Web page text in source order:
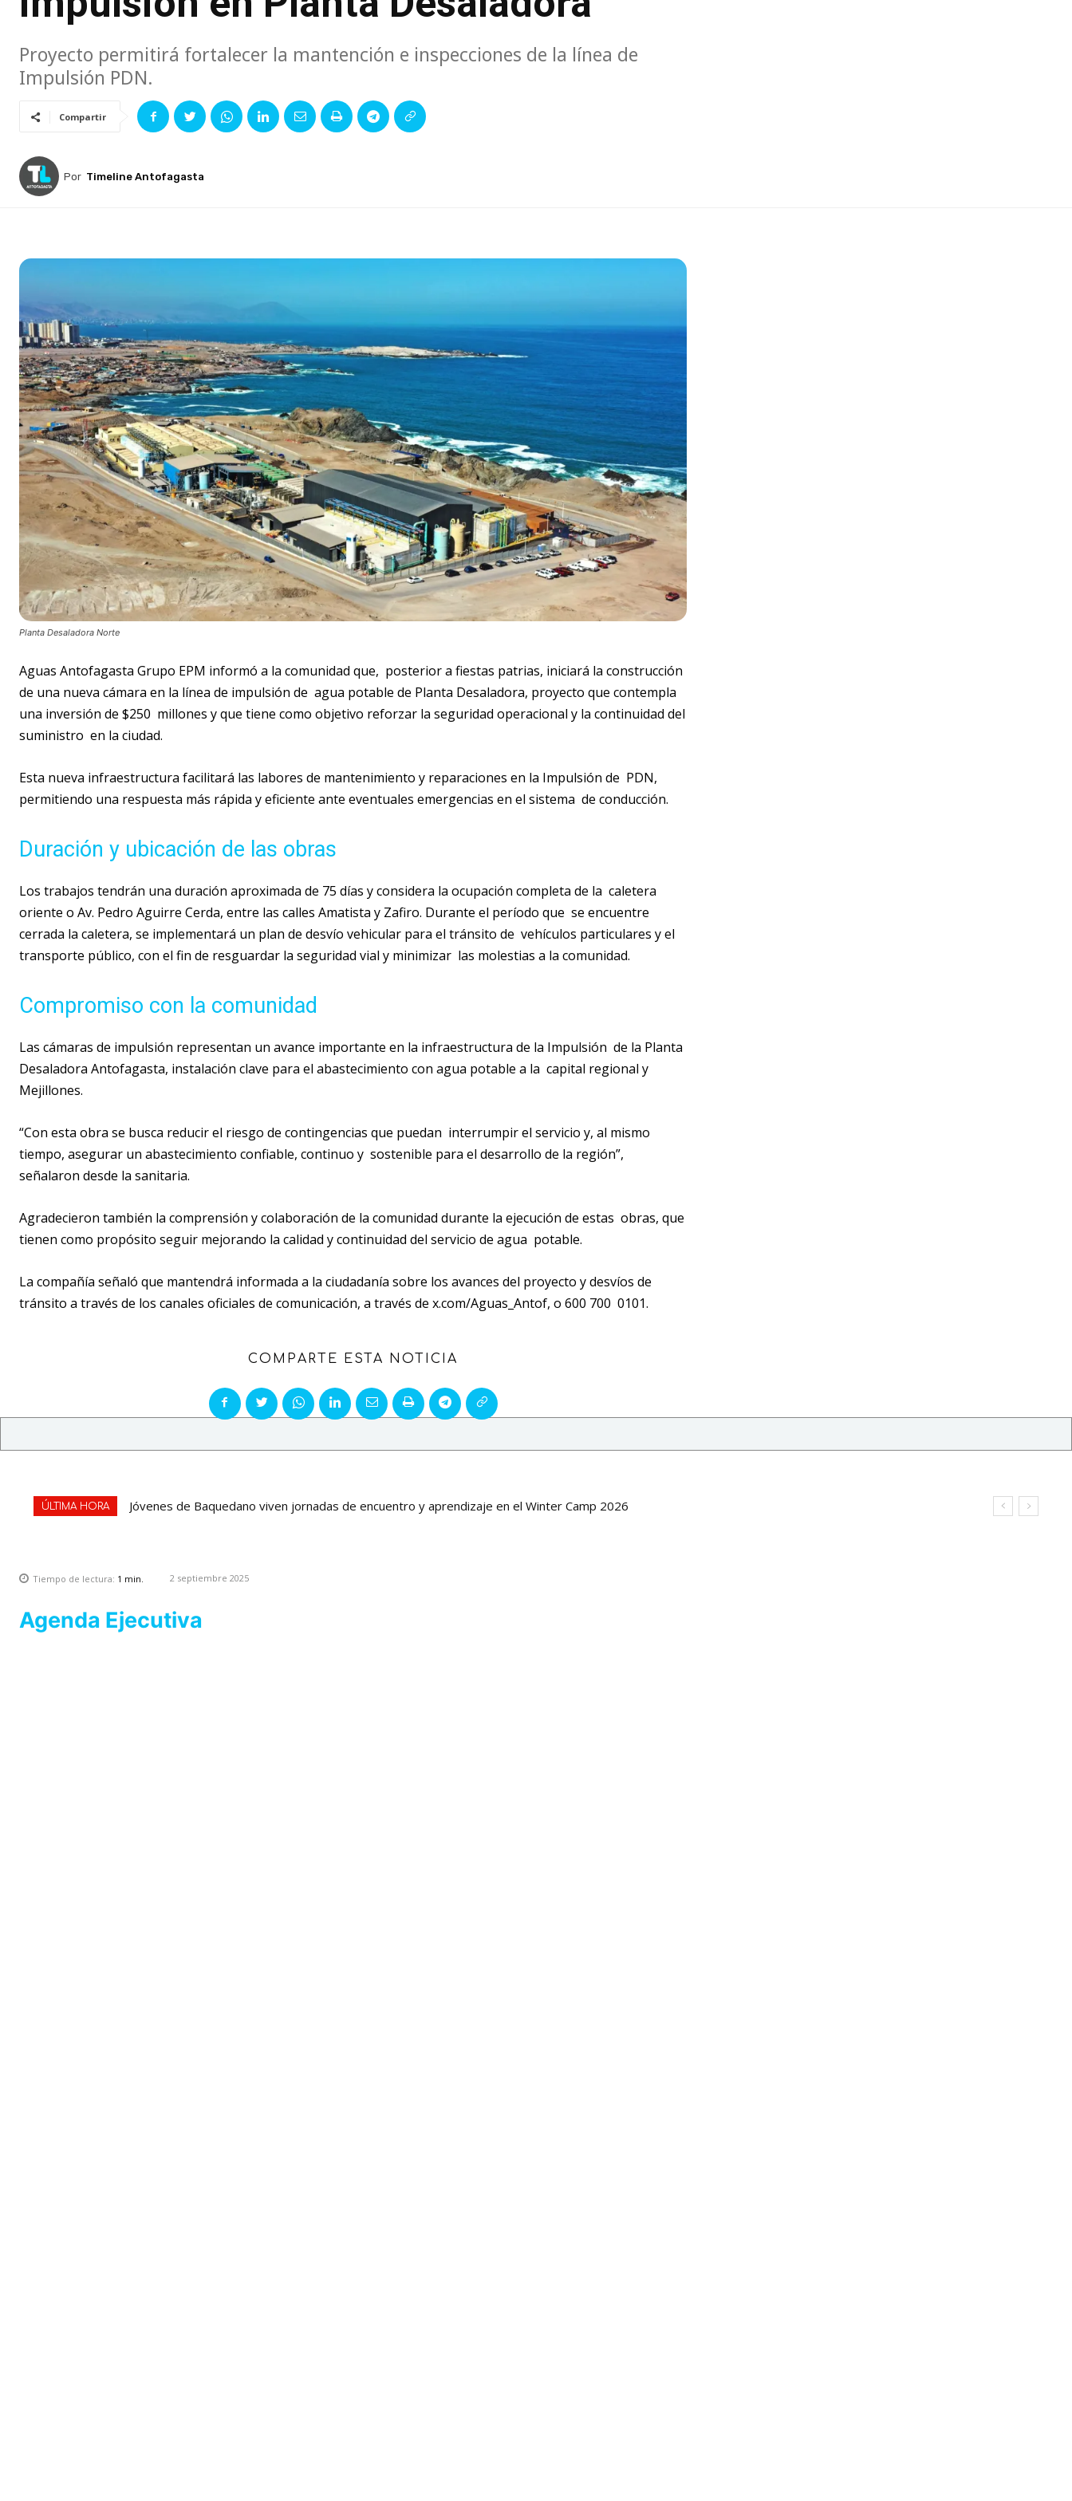
Proyecto permitirá fortalecer la mantención e inspecciones de la línea de
Impulsión PDN.
Compartir
Por Timeline Antofagasta
Planta Desaladora Norte
Aguas Antofagasta Grupo EPM informó a la comunidad que, posterior a fiestas patrias, iniciará la construcción
de una nueva cámara en la línea de impulsión de agua potable de Planta Desaladora, proyecto que contempla
una inversión de $250 millones y que tiene como objetivo reforzar la seguridad operacional y la continuidad del
suministro en la ciudad.
Esta nueva infraestructura facilitará las labores de mantenimiento y reparaciones en la Impulsión de PDN,
permitiendo una respuesta más rápida y eficiente ante eventuales emergencias en el sistema de conducción.
Duración y ubicación de las obras
Los trabajos tendrán una duración aproximada de 75 días y considera la ocupación completa de la caletera
oriente o Av. Pedro Aguirre Cerda, entre las calles Amatista y Zafiro. Durante el período que se encuentre
cerrada la caletera, se implementará un plan de desvío vehicular para el tránsito de vehículos particulares y el
transporte público, con el fin de resguardar la seguridad vial y minimizar las molestias a la comunidad.
Compromiso con la comunidad
Las cámaras de impulsión representan un avance importante en la infraestructura de la Impulsión de la Planta
Desaladora Antofagasta, instalación clave para el abastecimiento con agua potable a la capital regional y
Mejillones.
“Con esta obra se busca reducir el riesgo de contingencias que puedan interrumpir el servicio y, al mismo
tiempo, asegurar un abastecimiento confiable, continuo y sostenible para el desarrollo de la región”,
señalaron desde la sanitaria.
Agradecieron también la comprensión y colaboración de la comunidad durante la ejecución de estas obras, que
tienen como propósito seguir mejorando la calidad y continuidad del servicio de agua potable.
La compañía señaló que mantendrá informada a la ciudadanía sobre los avances del proyecto y desvíos de
tránsito a través de los canales oficiales de comunicación, a través de x.com/Aguas_Antof, o 600 700 0101.
COMPARTE ESTA NOTICIA